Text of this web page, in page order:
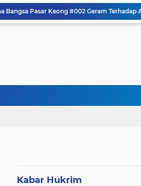
Kabar Hukrim